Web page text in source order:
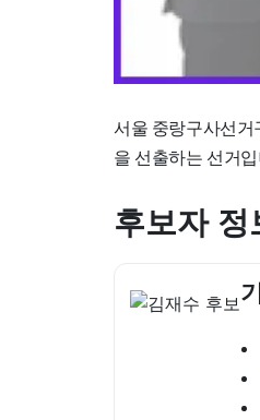
서울 중랑구사선
을 선출하는 선거
후보자 정